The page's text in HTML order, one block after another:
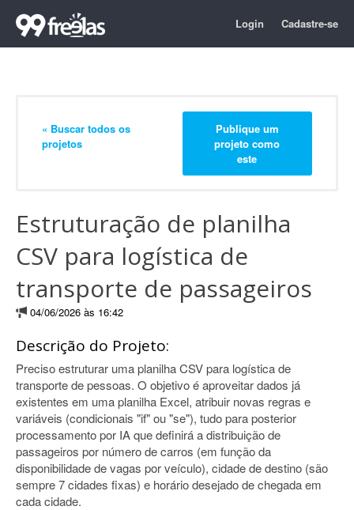
Login Cadastre-se
« Buscar todos os
projetos
Publique um
projeto como
este
Estruturação de planilha
CSV para logística de
transporte de passageiros
04/06/2026 às 16:42
Descrição do Projeto:
Preciso estruturar uma planilha CSV para logística de
transporte de pessoas. O objetivo é aproveitar dados já
existentes em uma planilha Excel, atribuir novas regras e
variáveis (condicionais "if" ou "se"), tudo para posterior
processamento por IA que definirá a distribuição de
passageiros por número de carros (em função da
disponibilidade de vagas por veículo), cidade de destino (são
sempre 7 cidades fixas) e horário desejado de chegada em
cada cidade.